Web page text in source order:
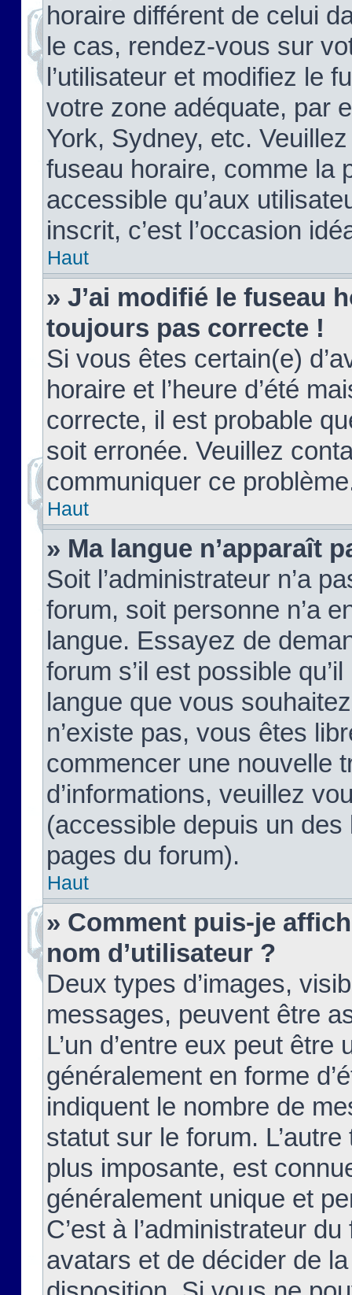
horaire différent de celui
le cas, rendez-vous sur
l’utilisateur et modifiez le
votre zone adéquate, par
York, Sydney, etc.
fuseau horaire, comme la
accessible qu’aux
inscrit, c’est l’occasion
Haut
» J’ai modifié le fuseau
toujours pas correcte !
Si vous êtes certain(e)
horaire et l’heure d’été
correcte, il est probable
soit erronée. Veuillez
communiquer ce
Haut
» Ma langue n’apparaît
Soit l’administrateur n’a
forum, soit personne n’a
langue. Essayez de
forum s’il est possible
langue que vous
n’existe pas, vous êtes
commencer une nouvelle
d’informations, veuillez
(accessible depuis un
pages du forum).
Haut
» Comment puis-je
nom d’utilisateur ?
Deux types d’images,
messages, peuvent être
L’un d’entre eux peut
généralement en forme
indiquent le nombre de
statut sur le forum.
plus imposante, est
généralement unique et
C’est à l’administrateur
avatars et de décider de